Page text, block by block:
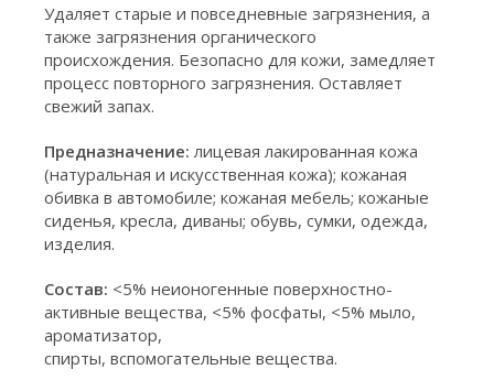
Удаляет старые и повседневные загрязнения, а
также загрязнения органического
происхождения. Безопасно для кожи, замедляет
процесс повторного загрязнения. Оставляет
свежий запах.
Предназначение: лицевая лакированная кожа
(натуральная и искусственная кожа); кожаная
обивка в автомобиле; кожаная мебель; кожаные
сиденья, кресла, диваны; обувь, сумки, одежда,
изделия.
Состав: <5% неионогенные поверхностно-
активные вещества, <5% фосфаты, <5% мыло,
ароматизатор,
спирты, вспомогательные вещества.